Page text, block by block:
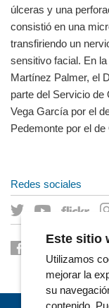
úlceras y una
consistió en una
transfiriendo un
sensitivo facial. En
Martínez Palmer, el
parte del Servicio
Vega García por el
Pedemonte por el
Redes sociales
Este sitio
Utilizamos
mejorar la
su
contenido.